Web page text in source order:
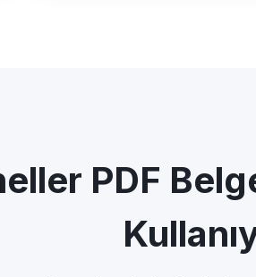
PDF